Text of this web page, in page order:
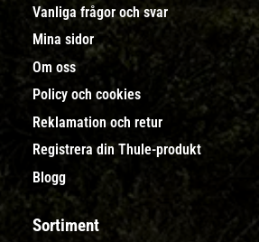
Vanliga frågor och svar
Mina sidor
Om oss
Policy och cookies
Reklamation och retur
Registrera din Thule-produkt
Blogg
Sortiment